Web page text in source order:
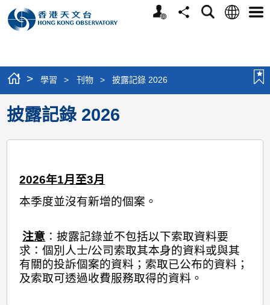
個
分
搜
語
選
> 學習 > 刊物 > 披露記錄 2026
披露記錄 2026
2026年1月至3月
本季度並沒有新增的個案。
注意 ：披露記錄並不包括以下索取資料要
求：個別人士/公司索取其本身的資料或與其
有關的投訴個案的資料；索取已公布的資料；
及索取可透過收費服務取得的資料。